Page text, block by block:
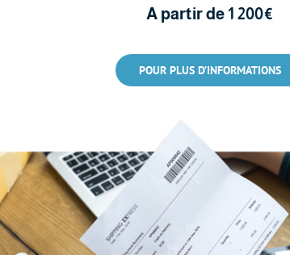
A partir de 1 200€
POUR PLUS D’INFORMATIONS